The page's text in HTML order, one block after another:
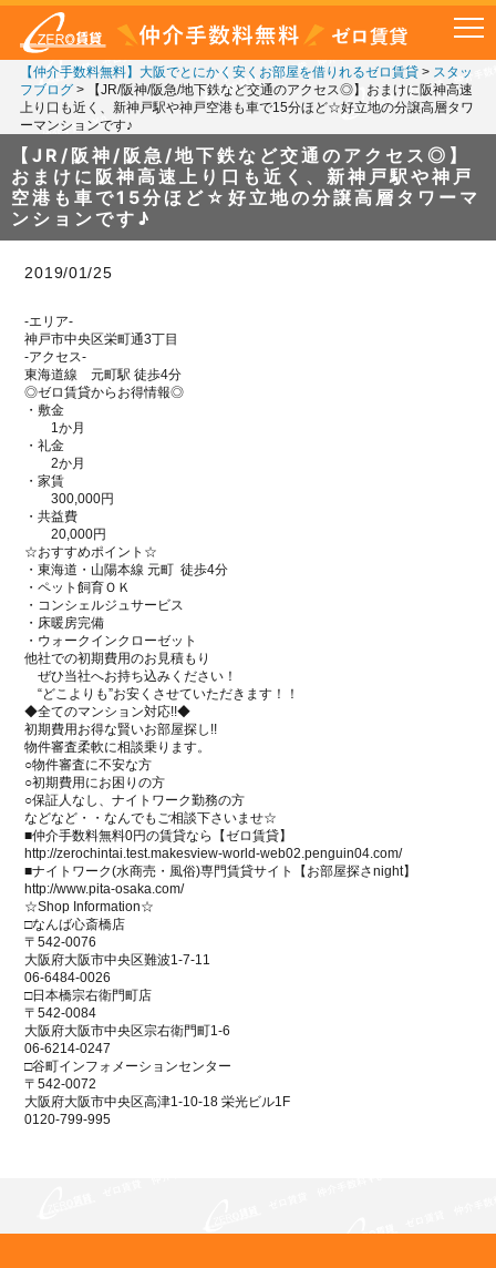
【仲介手数料無料】大阪でとにかく安くお部屋を借りれるゼロ賃貸> スタッ
フブログ>
【JR/阪神/阪急/地下鉄など交通のアクセス◎】おまけに阪神高速
上り口も近く、新神戸駅や神戸空港も車で15分ほど☆好立地の分譲高層タワ
ーマンションです♪
【JR/阪神/阪急/地下鉄など交通のアクセス◎】
おまけに阪神高速上り口も近く、新神戸駅や神戸
空港も車で15分ほど☆好立地の分譲高層タワーマ
ンションです♪
2019/01/25
-エリア-
神戸市中央区栄町通3丁目
-アクセス-
東海道線 元町駅 徒歩4分
◎ゼロ賃貸からお得情報◎
・敷金
1か月
・礼金
2か月
・家賃
300,000円
・共益費
20,000円
☆おすすめポイント☆
・東海道・山陽本線 元町 徒歩4分
・ペット飼育ＯＫ
・コンシェルジュサービス
・床暖房完備
・ウォークインクローゼット
他社での初期費用のお見積もり
ぜひ当社へお持ち込みください！
“どこよりも”お安くさせていただきます！！
◆全てのマンション対応!!◆
初期費用お得な賢いお部屋探し!!
物件審査柔軟に相談乗ります。
○物件審査に不安な方
○初期費用にお困りの方
○保証人なし、ナイトワーク勤務の方
などなど・・なんでもご相談下さいませ☆
■仲介手数料無料0円の賃貸なら【ゼロ賃貸】
http://zerochintai.test.makesview-world-web02.penguin04.com/
■ナイトワーク(水商売・風俗)専門賃貸サイト【お部屋探さnight】
http://www.pita-osaka.com/
☆Shop Information☆
□なんば心斎橋店
〒542-0076
大阪府大阪市中央区難波1-7-11
06-6484-0026
□日本橋宗右衛門町店
〒542-0084
大阪府大阪市中央区宗右衛門町1-6
06-6214-0247
□谷町インフォメーションセンター
〒542-0072
大阪府大阪市中央区高津1-10-18 栄光ビル1F
0120-799-995